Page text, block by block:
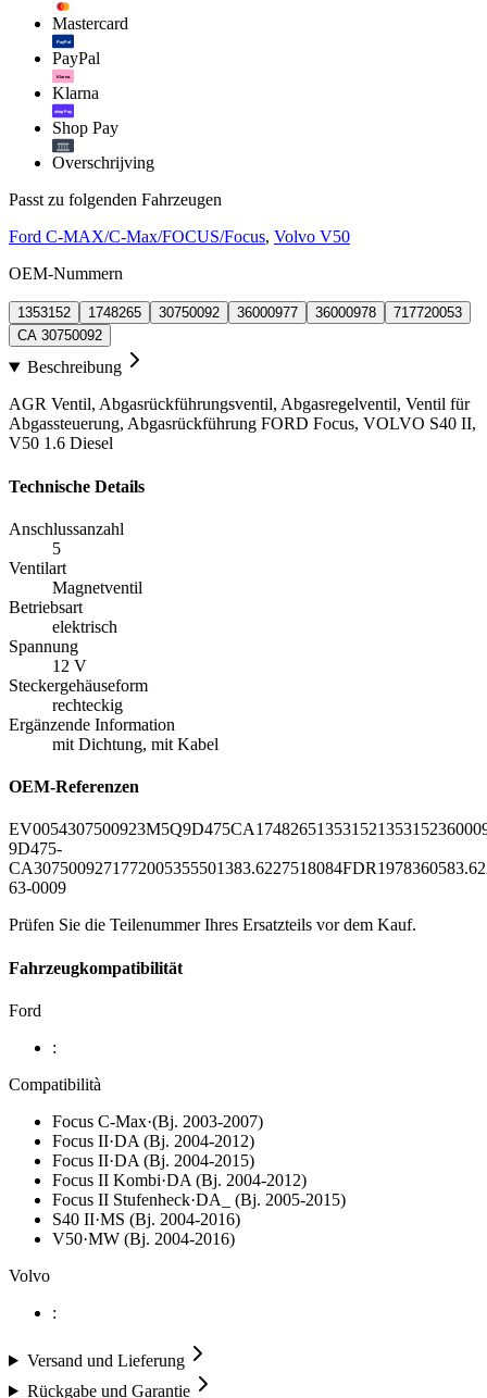
Mastercard
PayPal
PayPal
Klarna.
Klarna
shop Pay
Shop Pay
Overschrijving
Passt zu folgenden Fahrzeugen
Ford C-MAX/C-Max/FOCUS/Focus, Volvo V50
OEM-Nummern
1353152 1748265 30750092 36000977 36000978
717720053
CA 30750092
Beschreibung
AGR Ventil, Abgasrückführungsventil, Abgasregelventil, Ventil für
Abgassteuerung, Abgasrückführung FORD Focus, VOLVO S40 II,
V50 1.6 Diesel
Technische Details
Anschlussanzahl
5
Ventilart
Magnetventil
Betriebsart
elektrisch
Spannung
12 V
Steckergehäuseform
rechteckig
Ergänzende Information
mit Dichtung, mit Kabel
OEM-Referenzen
EV0054307500923M5Q9D475CA174826513531521353152
9D475-
CA3075009271772005355501383.6227518084FDR19783605
63-0009
Prüfen Sie die Teilenummer Ihres Ersatzteils vor dem Kauf.
Fahrzeugkompatibilität
Ford
:
Compatibilità
Focus C-Max·(Bj. 2003-2007)
Focus II·DA (Bj. 2004-2012)
Focus II·DA (Bj. 2004-2015)
Focus II Kombi·DA (Bj. 2004-2012)
Focus II Stufenheck·DA_ (Bj. 2005-2015)
S40 II·MS (Bj. 2004-2016)
V50·MW (Bj. 2004-2016)
Volvo
:
Versand und Lieferung
Rückgabe und Garantie